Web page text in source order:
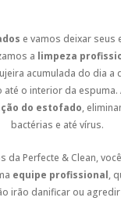
e vamos deixar
a limpeza
acumulada do dia a
o interior da espuma.
do estofado,
bactérias e até vírus.
da Perfecte & Clean,
equipe profissional,
irão danificar ou